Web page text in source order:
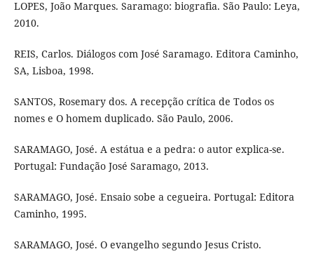
LOPES, João Marques. Saramago: biografia. São Paulo: Leya,
2010.
REIS, Carlos. Diálogos com José Saramago. Editora Caminho,
SA, Lisboa, 1998.
SANTOS, Rosemary dos. A recepção crítica de Todos os
nomes e O homem duplicado. São Paulo, 2006.
SARAMAGO, José. A estátua e a pedra: o autor explica-se.
Portugal: Fundação José Saramago, 2013.
SARAMAGO, José. Ensaio sobe a cegueira. Portugal: Editora
Caminho, 1995.
SARAMAGO, José. O evangelho segundo Jesus Cristo.